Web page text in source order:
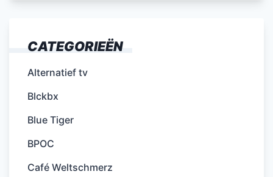
CATEGORIEËN
Alternatief tv
Blckbx
Blue Tiger
BPOC
Café Weltschmerz